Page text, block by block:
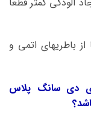
باطریهای اتمی و
دی سانگ پلاس